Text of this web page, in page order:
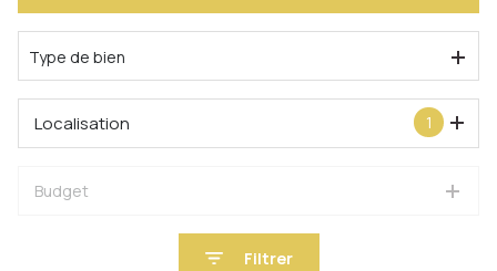
De l'immo pro
Type de bien
1
Localisation
Budget
Filtrer